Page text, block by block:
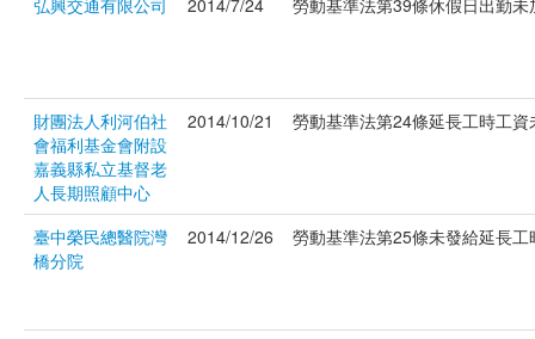
弘興交通有限公司 2014/7/24 勞動基準法第39條休假日出勤
財團法人利河伯社
會福利基金會附設
嘉義縣私立基督老
人長期照顧中心
2014/10/21 勞動基準法第24條延長工時工
臺中榮民總醫院灣
橋分院
2014/12/26 勞動基準法第25條未發給延長